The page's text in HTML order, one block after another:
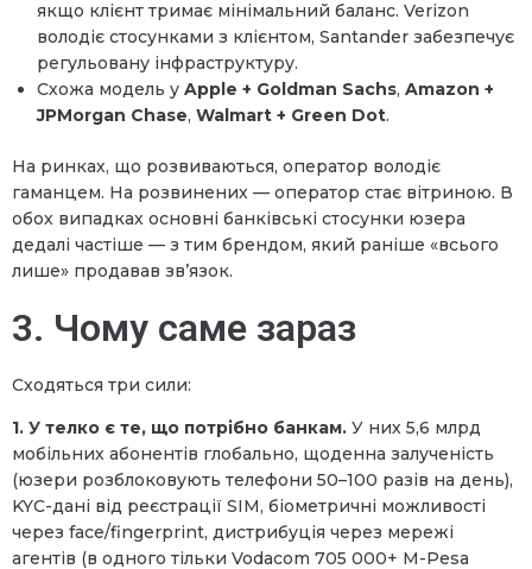
якщо клієнт тримає мінімальний баланс. Verizon
володіє стосунками з клієнтом, Santander забезпечує
регульовану інфраструктуру.
Схожа модель у Apple + Goldman Sachs, Amazon +
JPMorgan Chase, Walmart + Green Dot.
На ринках, що розвиваються, оператор володіє
гаманцем. На розвинених — оператор стає вітриною. В
обох випадках основні банківські стосунки юзера
дедалі частіше — з тим брендом, який раніше «всього
лише» продавав зв’язок.
3. Чому саме зараз
Сходяться три сили:
1. У телко є те, що потрібно банкам. У них 5,6 млрд
мобільних абонентів глобально, щоденна залученість
(юзери розблоковують телефони 50–100 разів на день),
KYC-дані від реєстрації SIM, біометричні можливості
через face/fingerprint, дистрибуція через мережі
агентів (в одного тільки Vodacom 705 000+ M-Pesa